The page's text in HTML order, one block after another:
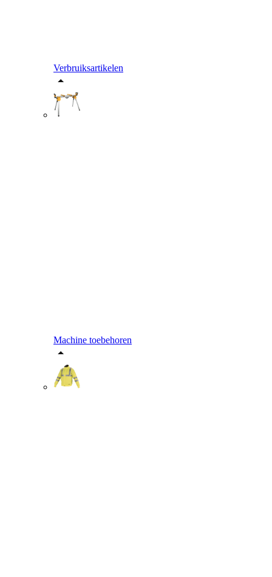
Verbruiksartikelen
Machine toebehoren